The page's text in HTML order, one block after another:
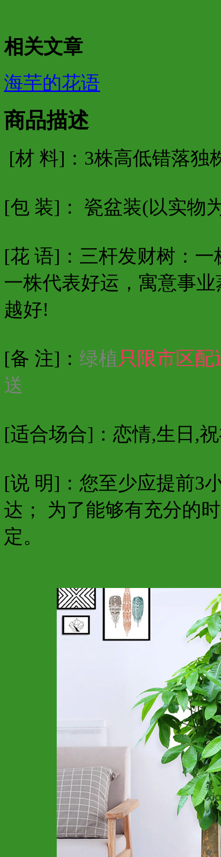
相关文章
海芋的花语
商品描述
[材 料]：3株高低错落独
[包 装]： 瓷盆装(以实物
[花 语]：三杆发财树：
一株代表好运，寓意事
越好!
[备 注]： 绿植只限市区配
送
[适合场合]：恋情,生日,
[说 明]：您至少应提前3
达； 为了能够有充分的
定。